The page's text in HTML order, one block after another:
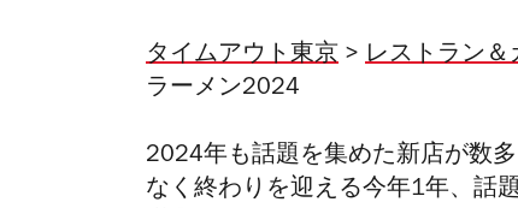
タイムアウト東京 > レストラン＆
ラーメン2024
2024年も話題を集めた新店が数
なく終わりを迎える今年1年、話